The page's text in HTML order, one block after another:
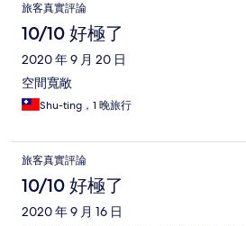
旅客真實評論
10/10 好極了
2020 年 9 月 20 日
空間寬敞
Shu-ting，1 晚旅行
旅客真實評論
10/10 好極了
2020 年 9 月 16 日